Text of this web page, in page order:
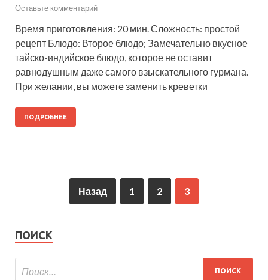
Оставьте комментарий
Время приготовления: 20 мин. Сложность: простой
рецепт Блюдо: Второе блюдо; Замечательно вкусное
тайско-индийское блюдо, которое не оставит
равнодушным даже самого взыскательного гурмана.
При желании, вы можете заменить креветки
ПОДРОБНЕЕ
Назад 1 2 3
ПОИСК